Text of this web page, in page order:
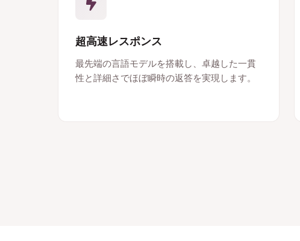
超高速レスポンス
最先端の言語モデルを搭載し、卓越した一貫
性と詳細さでほぼ瞬時の返答を実現します。